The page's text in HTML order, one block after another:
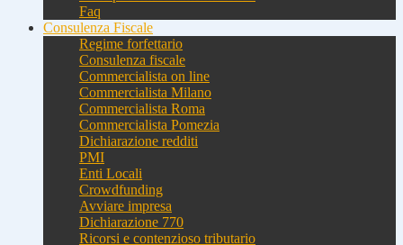
Faq
Consulenza Fiscale
Regime forfettario
Consulenza fiscale
Commercialista on line
Commercialista Milano
Commercialista Roma
Commercialista Pomezia
Dichiarazione redditi
PMI
Enti Locali
Crowdfunding
Avviare impresa
Dichiarazione 770
Ricorsi e contenzioso tributario